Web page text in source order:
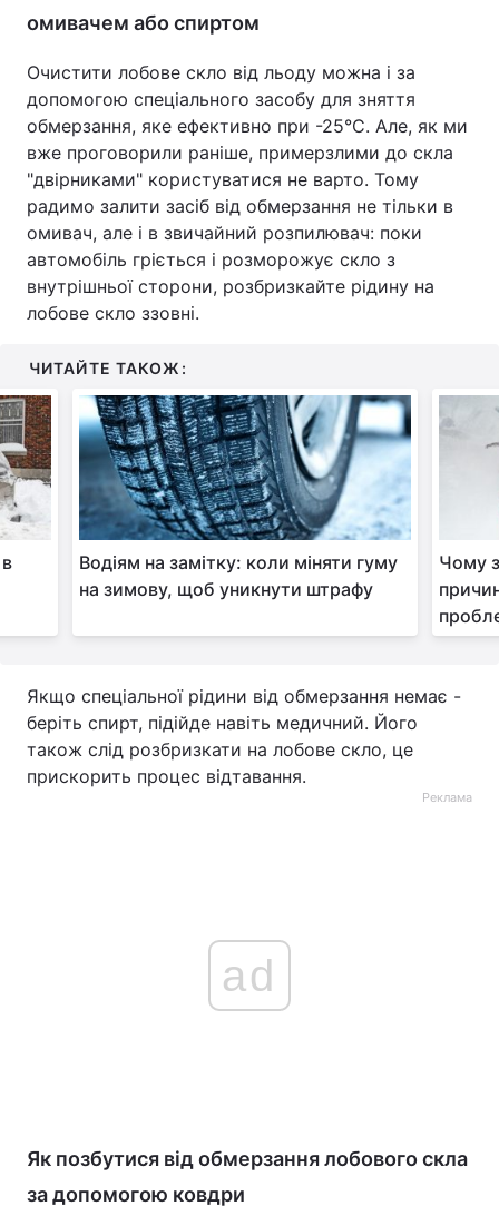
омивачем або спиртом
Очистити лобове скло від льоду можна і за
допомогою спеціального засобу для зняття
обмерзання, яке ефективно при -25°С. Але, як ми
вже проговорили раніше, примерзлими до скла
"двірниками" користуватися не варто. Тому
радимо залити засіб від обмерзання не тільки в
омивач, але і в звичайний розпилювач: поки
автомобіль гріється і розморожує скло з
внутрішньої сторони, розбризкайте рідину на
лобове скло ззовні.
ЧИТАЙТЕ ТАКОЖ:
Водіям на замітку: коли міняти гуму
на зимову, щоб уникнути штрафу
Чому
Якщо спеціальної рідини від обмерзання немає -
беріть спирт, підійде навіть медичний. Його
також слід розбризкати на лобове скло, це
прискорить процес відтавання.
Реклама
ad
Як позбутися від обмерзання лобового скла
за допомогою ковдри